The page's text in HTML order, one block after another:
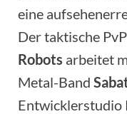
eine
Der taktische
Robots arbeitet
Metal-Band
Entwicklerstudio